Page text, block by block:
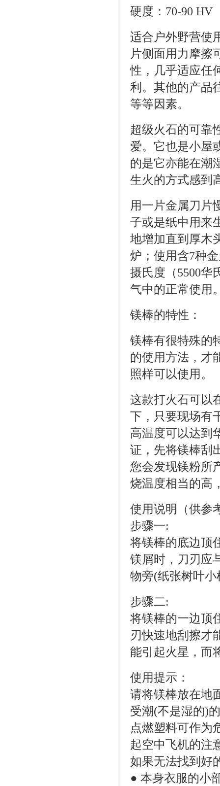
硬度：70-90 HV
适合户外野营使
片侧面用力摩擦
性，几乎适应任
利。其他的产品
等等因素。
超级火石的可靠
爱。它也是小屋
的是它亦能在潮
生火的方式感到
用一片金属刀片
子或是纸中用来
地增加直到厚木
炉；使用含7种
摄氏度（5500华
气中的正常使用
镁棒的特性：
镁棒有很特殊的
的使用方法，才
照样可以使用。
这款打火石可以
下，只要现场有
高温度可以达到
证，先将镁棒刮
您会发现镁粉所
烧温度相当的高
使用说明（供参
步骤一:
将镁棒的底边顶
镁屑时，刀刃应
物旁(纸张树叶
步骤二:
将镁棒的一边顶
刃快速地刮擦才
能引起火星，而
使用提示：
请将镁棒放在地
受潮(不是湿的)
点燃塑料可作为
起空中飞机的注
如果无法找到好
● 本身衣服的小